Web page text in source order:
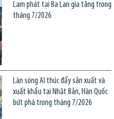
Lạm phát tại Ba Lan gia tăng trong
tháng 7/2026
Làn sóng AI thúc đẩy sản xuất và
xuất khẩu tại Nhật Bản, Hàn Quốc
bứt phá trong tháng 7/2026